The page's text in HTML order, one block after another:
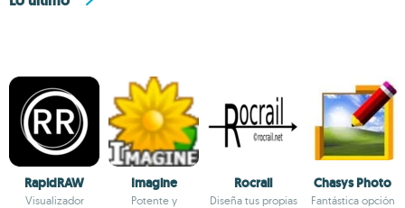
RapidRAW
Visualizador
Imagine
Potente y
Rocrail
Diseña tus propias
Chasys Photo
Fantástica opción